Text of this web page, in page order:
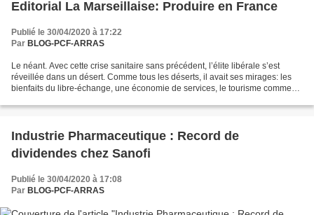
Editorial La Marseillaise: Produire en France
Publié le 30/04/2020 à 17:22
Par BLOG-PCF-ARRAS
Le néant. Avec cette crise sanitaire sans précédent, l’élite libérale s’est
réveillée dans un désert. Comme tous les déserts, il avait ses mirages: les
bienfaits du libre-échange, une économie de services, le tourisme comme
Industrie Pharmaceutique : Record de
dividendes chez Sanofi
Publié le 30/04/2020 à 17:08
Par BLOG-PCF-ARRAS